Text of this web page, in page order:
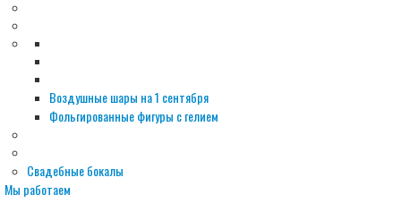
Воздушные шары на 1 сентября
Фольгированные фигуры с гелием
Свадебные бокалы
Мы работаем